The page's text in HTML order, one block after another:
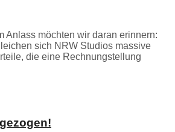
Anlass möchten wir daran erinnern:
sich NRW Studios massive
die eine Rechnungstellung